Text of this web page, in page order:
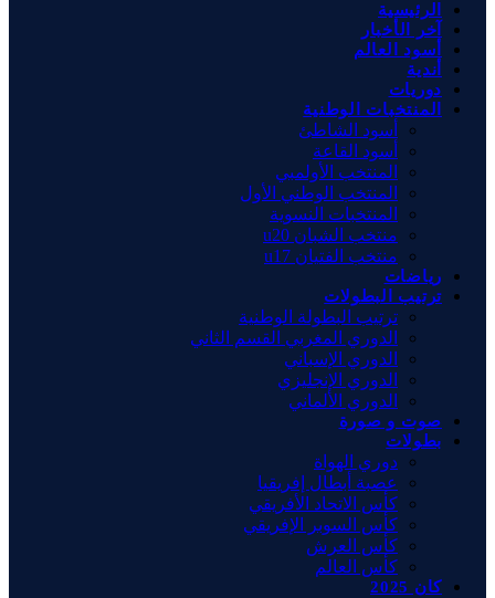
الرئيسية
آخر الأخبار
أسود العالم
أندية
دوريات
المنتخبات الوطنية
أسود الشاطئ
أسود القاعة
المنتخب الأولمبي
المنتخب الوطني الأول
المنتخبات النسوية
منتخب الشبان u20
منتخب الفتيان u17
رياضات
ترتيب البطولات
ترتيب البطولة الوطنية
الدوري المغربي القسم الثاني
الدوري الإسباني
الدوري الإنجليزي
الدوري الألماني
صوت و صورة
بطولات
دوري الهواة
عصبة أبطال إفريقيا
كأس الاتحاد الأفريقي
كأس السوبر الإفريقي
كأس العرش
كأس العالم
كان 2025